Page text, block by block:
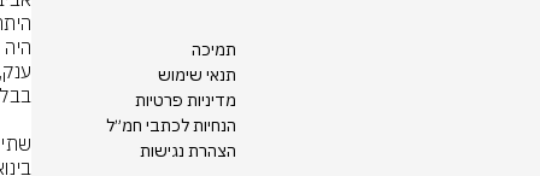
תמיכה
תנאי שימוש
מדיניות פרטיות
הנחיות לכתבי חמ״ל
הצהרת נגישות